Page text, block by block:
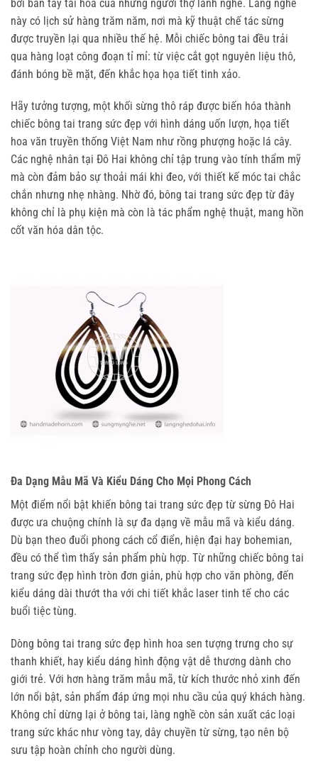
bởi bàn tay tài hoa của những người thợ lành nghề. Làng nghề
này có lịch sử hàng trăm năm, nơi mà kỹ thuật chế tác sừng
được truyền lại qua nhiều thế hệ. Mỗi chiếc bông tai đều trải
qua hàng loạt công đoạn tỉ mỉ: từ việc cắt gọt nguyên liệu thô,
đánh bóng bề mặt, đến khắc họa họa tiết tinh xảo.
Hãy tưởng tượng, một khối sừng thô ráp được biến hóa thành
chiếc bông tai trang sức đẹp với hình dáng uốn lượn, họa tiết
hoa văn truyền thống Việt Nam như rồng phượng hoặc lá cây.
Các nghệ nhân tại Đô Hai không chỉ tập trung vào tính thẩm mỹ
mà còn đảm bảo sự thoải mái khi đeo, với thiết kế móc tai chắc
chắn nhưng nhẹ nhàng. Nhờ đó, bông tai trang sức đẹp từ đây
không chỉ là phụ kiện mà còn là tác phẩm nghệ thuật, mang hồn
cốt văn hóa dân tộc.
Đa Dạng Mẫu Mã Và Kiểu Dáng Cho Mọi Phong Cách
Một điểm nổi bật khiến bông tai trang sức đẹp từ sừng Đô Hai
được ưa chuộng chính là sự đa dạng về mẫu mã và kiểu dáng.
Dù bạn theo đuổi phong cách cổ điển, hiện đại hay bohemian,
đều có thể tìm thấy sản phẩm phù hợp. Từ những chiếc bông tai
trang sức đẹp hình tròn đơn giản, phù hợp cho văn phòng, đến
kiểu dáng dài thướt tha với chi tiết khắc laser tinh tế cho các
buổi tiệc tùng.
Dòng bông tai trang sức đẹp hình hoa sen tượng trưng cho sự
thanh khiết, hay kiểu dáng hình động vật dễ thương dành cho
giới trẻ. Với hơn hàng trăm mẫu mã, từ kích thước nhỏ xinh đến
lớn nổi bật, sản phẩm đáp ứng mọi nhu cầu của quý khách hàng.
Không chỉ dừng lại ở bông tai, làng nghề còn sản xuất các loại
trang sức khác như vòng tay, dây chuyền từ sừng, tạo nên bộ
sưu tập hoàn chỉnh cho người dùng.